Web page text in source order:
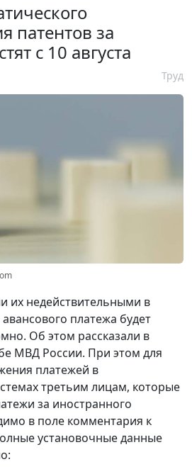
патентов за
с 10 августа
Труд
их недействительными в
платежа будет
Об этом рассказали в
МВД России. При этом для
платежей в
третьим лицам, которые
за иностранного
в поле комментария к
установочные данные